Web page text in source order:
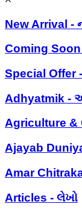
New Arrival -
Coming Soon
Special Offer
Adhyatmik -
Agriculture &
Ajayab
Amar
Articles - લેખો